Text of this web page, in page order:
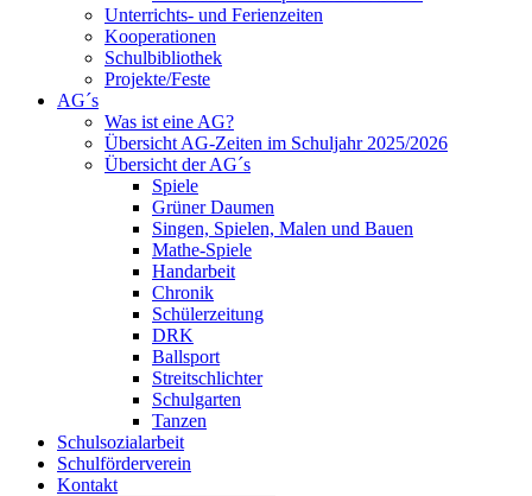
Unterrichts- und Ferienzeiten
Kooperationen
Schulbibliothek
Projekte/Feste
AG´s
Was ist eine AG?
Übersicht AG-Zeiten im Schuljahr 2025/2026
Übersicht der AG´s
Spiele
Grüner Daumen
Singen, Spielen, Malen und Bauen
Mathe-Spiele
Handarbeit
Chronik
Schülerzeitung
DRK
Ballsport
Streitschlichter
Schulgarten
Tanzen
Schulsozialarbeit
Schulförderverein
Kontakt